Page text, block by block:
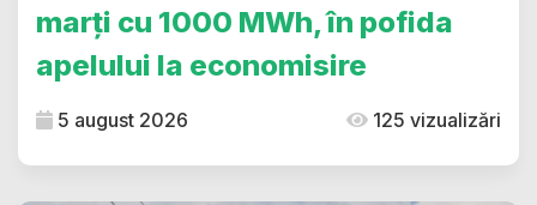
marți cu 1000 MWh, în pofida
apelului la economisire
5 august 2026 125 vizualizări